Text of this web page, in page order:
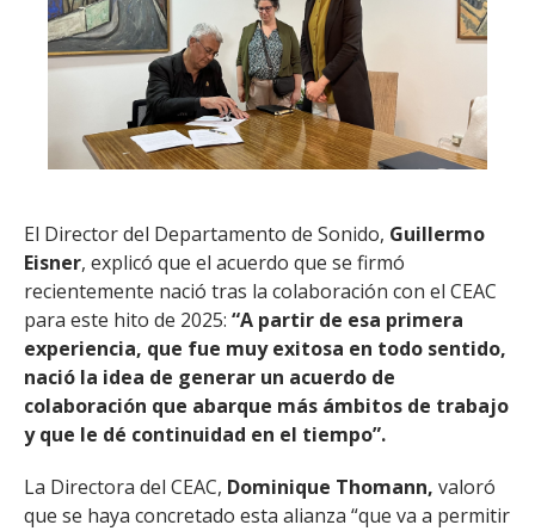
El Director del Departamento de Sonido, Guillermo
Eisner, explicó que el acuerdo que se firmó
recientemente nació tras la colaboración con el CEAC
para este hito de 2025: “A partir de esa primera
experiencia, que fue muy exitosa en todo sentido,
nació la idea de generar un acuerdo de
colaboración que abarque más ámbitos de trabajo
y que le dé continuidad en el tiempo”.
La Directora del CEAC, Dominique Thomann, valoró
que se haya concretado esta alianza “que va a permitir